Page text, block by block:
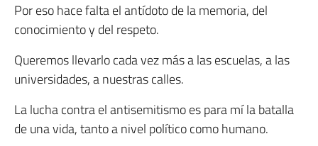
Por eso hace falta el antídoto de la memoria, del
conocimiento y del respeto.
Queremos llevarlo cada vez más a las escuelas, a las
universidades, a nuestras calles.
La lucha contra el antisemitismo es para mí la batalla
de una vida, tanto a nivel político como humano.